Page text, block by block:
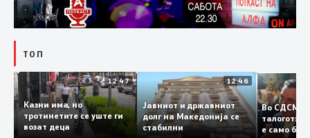
ТОП
12:50 12:47
Казни има, но
тротинетите се уште ги
возат деца
12:46
Јавниот и државниот
долг на Македонија се
стабилни
Во
е само